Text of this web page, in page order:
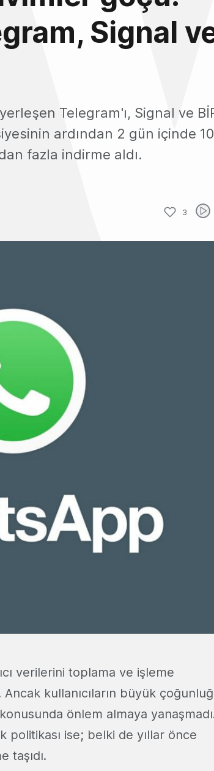
Signal
Telegram'ı, Signal ve
ardından 2 gün içinde
fazla indirme aldı.
3
verilerini toplama ve işleme
kullanıcıların büyük
önlem almaya
politikası ise; belki de yıllar önce
taşıdı.